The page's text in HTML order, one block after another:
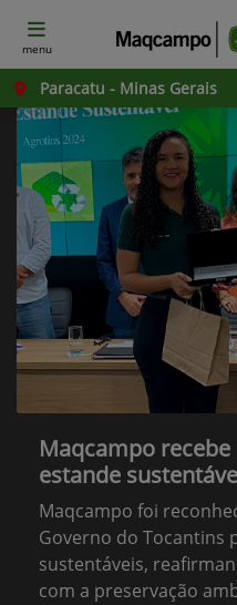
menu
Paracatu - Minas Gerais
Maqcampo
estande
Maqcampo foi
Governo do Tocantins
sustentáveis,
com a preservação